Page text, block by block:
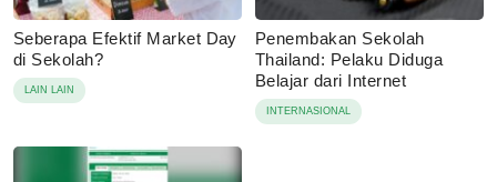
Seberapa Efektif Market Day
di Sekolah?
LAIN LAIN
Penembakan Sekolah
Thailand: Pelaku Diduga
Belajar dari Internet
INTERNASIONAL